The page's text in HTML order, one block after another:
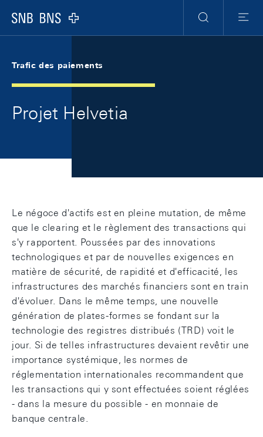
Logo
RechercheMenu
Trafic des paiements
Projet Helvetia
Le négoce d'actifs est en pleine mutation, de même
que le clearing et le règlement des transactions qui
s'y rapportent. Poussées par des innovations
technologiques et par de nouvelles exigences en
matière de sécurité, de rapidité et d'efficacité, les
infrastructures des marchés financiers sont en train
d'évoluer. Dans le même temps, une nouvelle
génération de plates-formes se fondant sur la
technologie des registres distribués (TRD) voit le
jour. Si de telles infrastructures devaient revêtir une
importance systémique, les normes de
réglementation internationales recommandent que
les transactions qui y sont effectuées soient réglées
- dans la mesure du possible - en monnaie de
banque centrale.